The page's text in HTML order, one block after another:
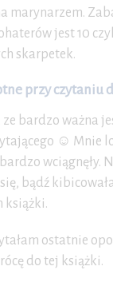
marynarzem.
jest 10
skarpetek.
przy czytaniu
ze bardzo ważna
☺️ Mnie
wciągnęły.
bądź
książki.
ostatnie
do tej książki.